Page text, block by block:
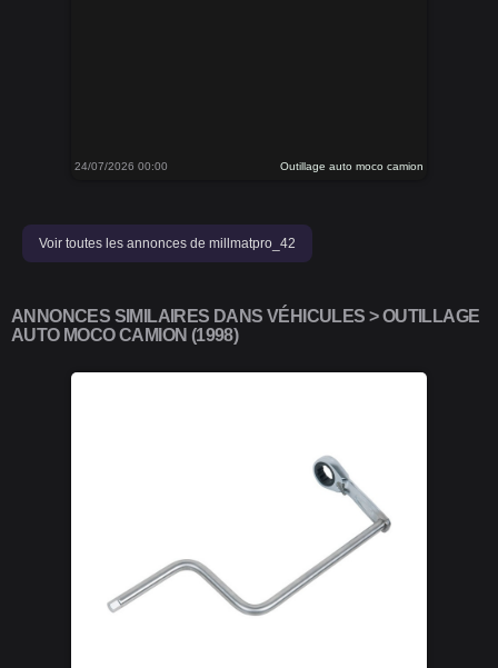
24/07/2026 00:00 Outillage auto moco camion
Voir toutes les annonces de millmatpro_42
ANNONCES SIMILAIRES DANS VÉHICULES > OUTILLAGE
AUTO MOCO CAMION (1998)